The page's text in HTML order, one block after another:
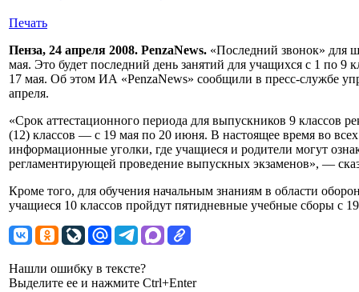
Печать
Пенза, 24 апреля 2008. PenzaNews. «Последний звонок» для
мая. Это будет последний день занятий для учащихся с 1 по 9
17 мая. Об этом ИА «PenzaNews» сообщили в пресс-службе
апреля.
«Срок аттестационного периода для выпускников 9 классов
(12) классов — с 19 мая по 20 июня. В настоящее время во
информационные уголки, где учащиеся и родители могут
регламентирующей проведение выпускных экзаменов», —
Кроме того, для обучения начальным знаниям в области
учащиеся 10 классов пройдут пятидневные учебные сборы с
Нашли ошибку в тексте?
Выделите ее и нажмите Ctrl+Enter